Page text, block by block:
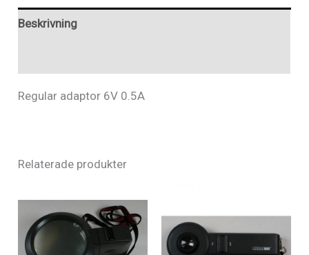
mängd
Beskrivning
Regular adaptor 6V 0.5A
Relaterade produkter